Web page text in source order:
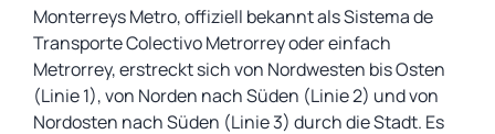
Monterreys Metro, offiziell bekannt als Sistema de
Transporte Colectivo Metrorrey oder einfach
Metrorrey, erstreckt sich von Nordwesten bis Osten
(Linie 1), von Norden nach Süden (Linie 2) und von
Nordosten nach Süden (Linie 3) durch die Stadt. Es